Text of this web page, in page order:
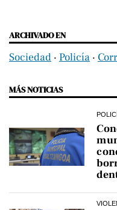
ARCHIVADO EN
Sociedad ‧ Policía ‧
MÁS NOTICIAS